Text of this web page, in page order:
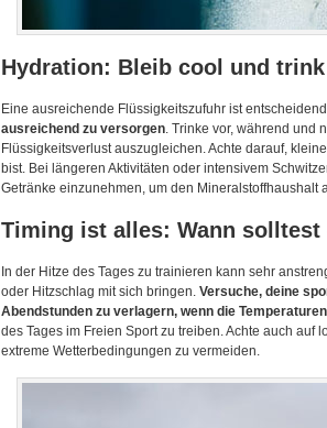
Hydration: Bleib cool und
Eine ausreichende Flüssigkeitszufuhr ist
ausreichend zu versorgen. Trinke vor, während und
Flüssigkeitsverlust auszugleichen. Achte darauf,
bist. Bei längeren Aktivitäten oder intensivem
Getränke einzunehmen, um den Mineralstoffhaushalt
Timing ist alles: Wann
In der Hitze des Tages zu trainieren kann sehr
oder Hitzschlag mit sich bringen. Versuche, deine
Abendstunden zu verlagern, wenn die
des Tages im Freien Sport zu treiben. Achte auch
extreme Wetterbedingungen zu vermeiden.